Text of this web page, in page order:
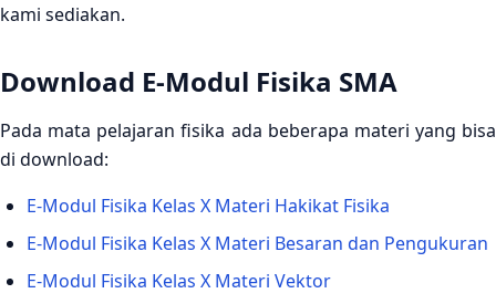
kami sediakan.
Download E-Modul Fisika SMA
Pada mata pelajaran fisika ada beberapa materi yang bisa
di download:
E-Modul Fisika Kelas X Materi Hakikat Fisika
E-Modul Fisika Kelas X Materi Besaran dan Pengukuran
E-Modul Fisika Kelas X Materi Vektor